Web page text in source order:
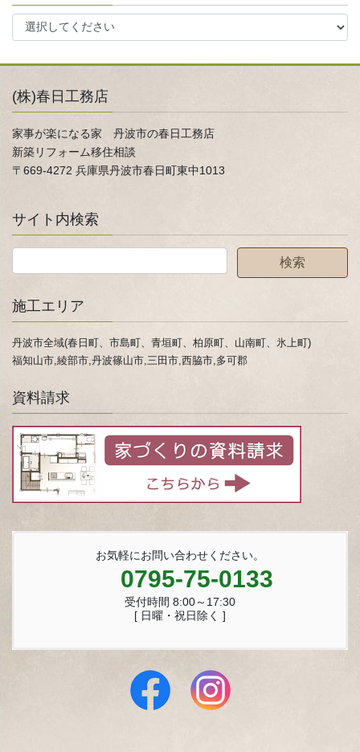
(株)春日工務店
家事が楽になる家 丹波市の春日工務店
新築リフォーム移住相談
〒669-4272 兵庫県丹波市春日町東中1013
サイト内検索
施工エリア
丹波市全域(春日町、市島町、青垣町、柏原町、山南町、氷上町)
福知山市,綾部市,丹波篠山市,三田市,西脇市,多可郡
資料請求
お気軽にお問い合わせください。
0795-75-0133
受付時間 8:00～17:30
[ 日曜・祝日除く ]